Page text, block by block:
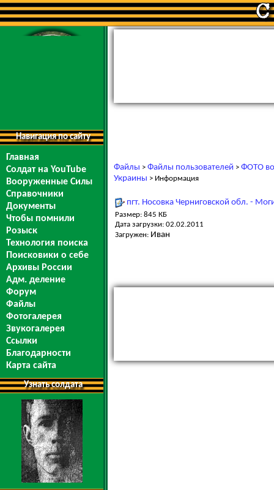
Навигация по сайту
Главная
Солдат на YouTube
Вооруженные Силы
Справочники
Документы
Чтобы помнили
Розыск
Технология поиска
Поисковики о себе
Архивы России
Адм. деление
Форум
Файлы
Фотогалерея
Звукогалерея
Ссылки
Благодарности
Карта сайта
Узнать солдата
Файлы > Файлы пользователей > ФОТО
Украины > Информация
пгт. Носовка Черниговской обл. -
Размер: 845 КБ
Дата загрузки: 02.02.2011
Загружен: Иван